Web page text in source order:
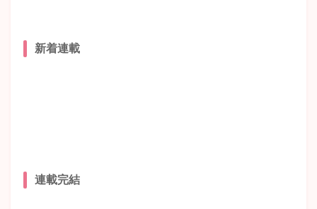
新着連載
連載完結